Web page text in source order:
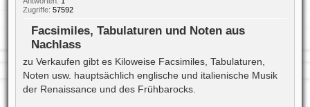
Zugriffe: 57592
Facsimiles, Tabulaturen und Noten aus
Nachlass
zu Verkaufen gibt es Kiloweise Facsimiles, Tabulaturen,
Noten usw. hauptsächlich englische und italienische Musik
der Renaissance und des Frühbarocks.